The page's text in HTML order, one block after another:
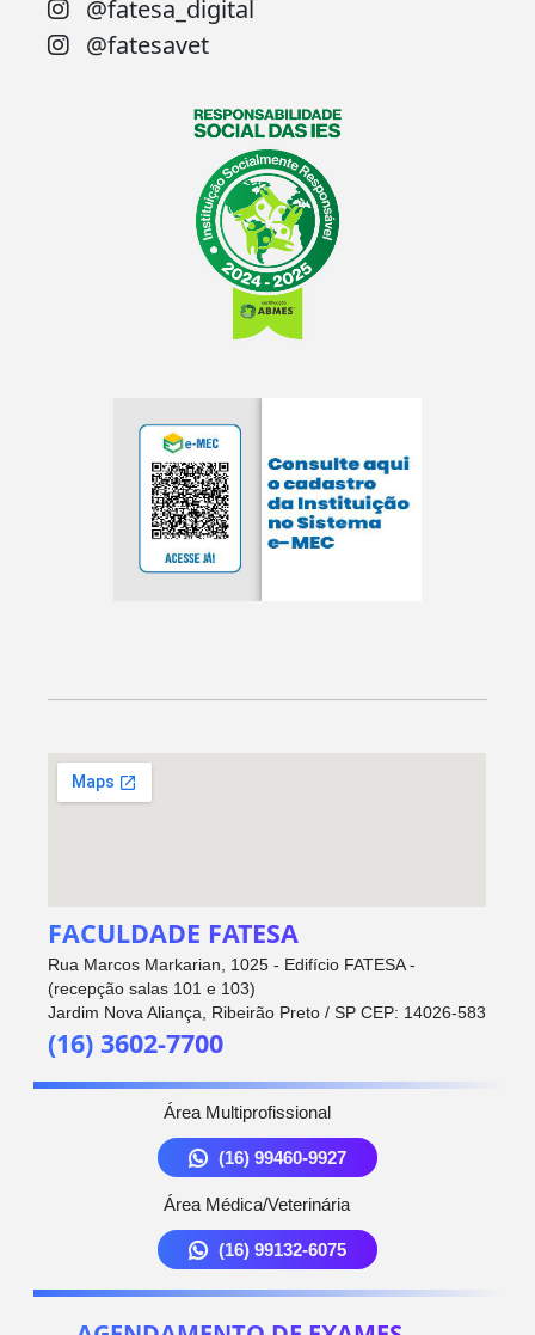
@fatesa_digital
@fatesavet
FACULDADE FATESA
Rua Marcos Markarian, 1025 - Edifício FATESA -
(recepção salas 101 e 103)
Jardim Nova Aliança, Ribeirão Preto / SP CEP: 14026-583
(16) 3602-7700
Área Multiprofissional
(16) 99460-9927
Área Médica/Veterinária
(16) 99132-6075